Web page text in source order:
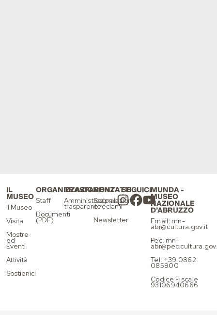
IL
MUSEO
Il Museo
Visita
Mostre
ed
Eventi
Attività
Sostienici
ORGANIZZAZIONE
Staff
Documenti
(PDF)
TRASPARENZA
Amministrazione
trasparente
CONTATTI
Segnalazioni
e reclami
Newsletter
SEGUICIMUNDA -
MUSEO
NAZIONALE
D’ABRUZZO
Email: mn-
abr@cultura.gov.it
Pec: mn-
Tel: +39 0862
085900
Codice Fiscale
93106940666